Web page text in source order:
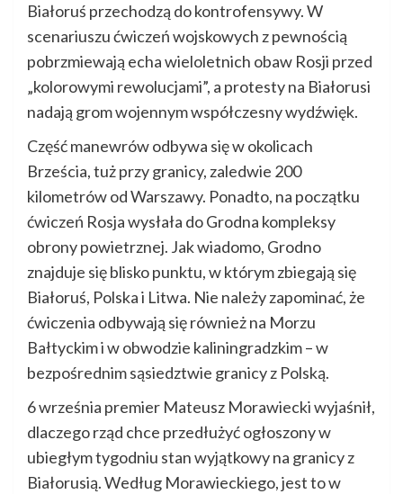
Białoruś przechodzą do kontrofensywy. W
scenariuszu ćwiczeń wojskowych z pewnością
pobrzmiewają echa wieloletnich obaw Rosji przed
„kolorowymi rewolucjami”, a protesty na Białorusi
nadają grom wojennym współczesny wydźwięk.
Część manewrów odbywa się w okolicach
Brześcia, tuż przy granicy, zaledwie 200
kilometrów od Warszawy. Ponadto, na początku
ćwiczeń Rosja wysłała do Grodna kompleksy
obrony powietrznej. Jak wiadomo, Grodno
znajduje się blisko punktu, w którym zbiegają się
Białoruś, Polska i Litwa. Nie należy zapominać, że
ćwiczenia odbywają się również na Morzu
Bałtyckim i w obwodzie kaliningradzkim – w
bezpośrednim sąsiedztwie granicy z Polską.
6 września premier Mateusz Morawiecki wyjaśnił,
dlaczego rząd chce przedłużyć ogłoszony w
ubiegłym tygodniu stan wyjątkowy na granicy z
Białorusią. Według Morawieckiego, jest to w